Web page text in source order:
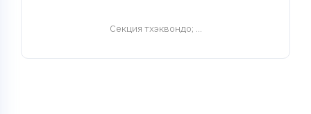
Cекция тхэквондо; ...